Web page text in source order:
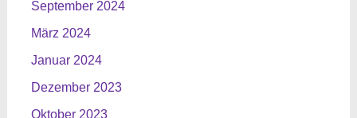
September 2024
März 2024
Januar 2024
Dezember 2023
Oktober 2023